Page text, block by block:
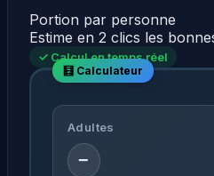
Portion par personne
Estime en 2 clics les
✓ Calcul en temps réel
Adultes
−